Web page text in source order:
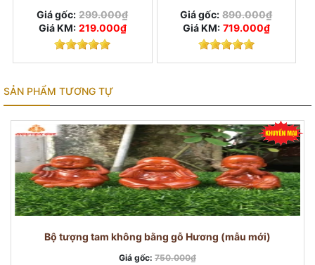
Bàn Vải Và Hộp
Giá gốc: 299.000₫
Giá KM: 219.000₫
Melamine Trắng Ngọc
3,8cm
Giá gốc: 890.000₫
Giá KM: 719.000₫
SẢN PHẨM TƯƠNG TỰ
Bộ tượng tam không bằng gỗ Hương (mẫu mới)
Giá gốc: 750.000₫